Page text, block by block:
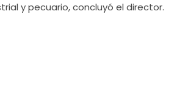
y pecuario, concluyó el director.